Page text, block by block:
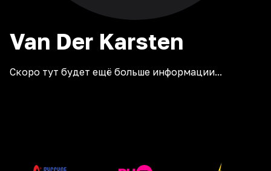
Van Der Karsten
Скоро тут будет ещё больше информации...